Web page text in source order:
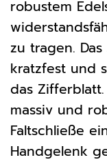
robustem
zu tragen.
kratzfest und
das
massiv und
Faltschließe
Handgelenk